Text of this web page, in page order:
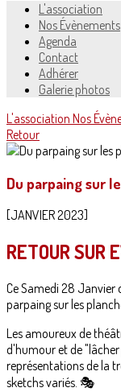
L'association
Nos Évènements
Agenda
Contact
Adhérer
Galerie photos
L'association Nos
Retour
Du parpaing sur
[JANVIER 2023]
RETOUR SUR
Ce Samedi 28 Janvier
parpaing sur les
Les amoureux de
d'humour et de
représentations de la
sketchs variés. 🎭